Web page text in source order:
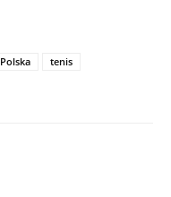
Polska
tenis